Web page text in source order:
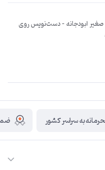
صغیر ابودجانه – دست‌نویس روی
به سراسر کشور